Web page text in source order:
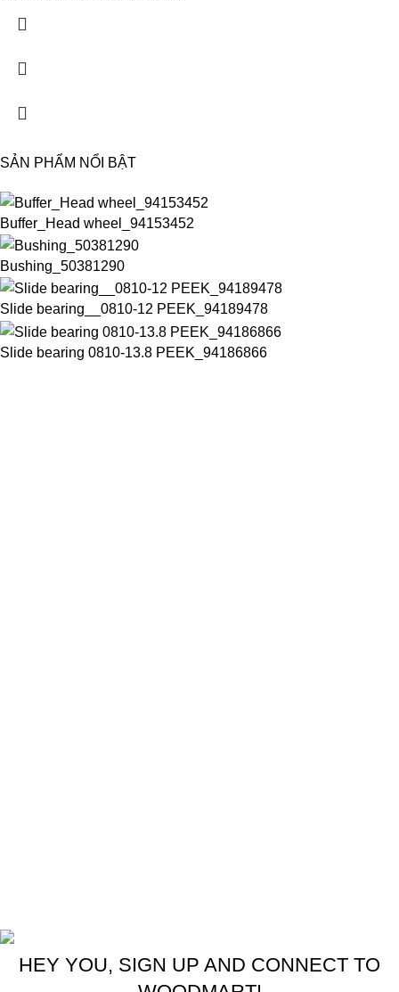
SẢN PHẨM NỔI BẬT
Buffer_Head wheel_94153452
Bushing_50381290
Slide bearing__0810-12 PEEK_94189478
Slide bearing 0810-13.8 PEEK_94186866
HEY YOU, SIGN UP AND CONNECT TO